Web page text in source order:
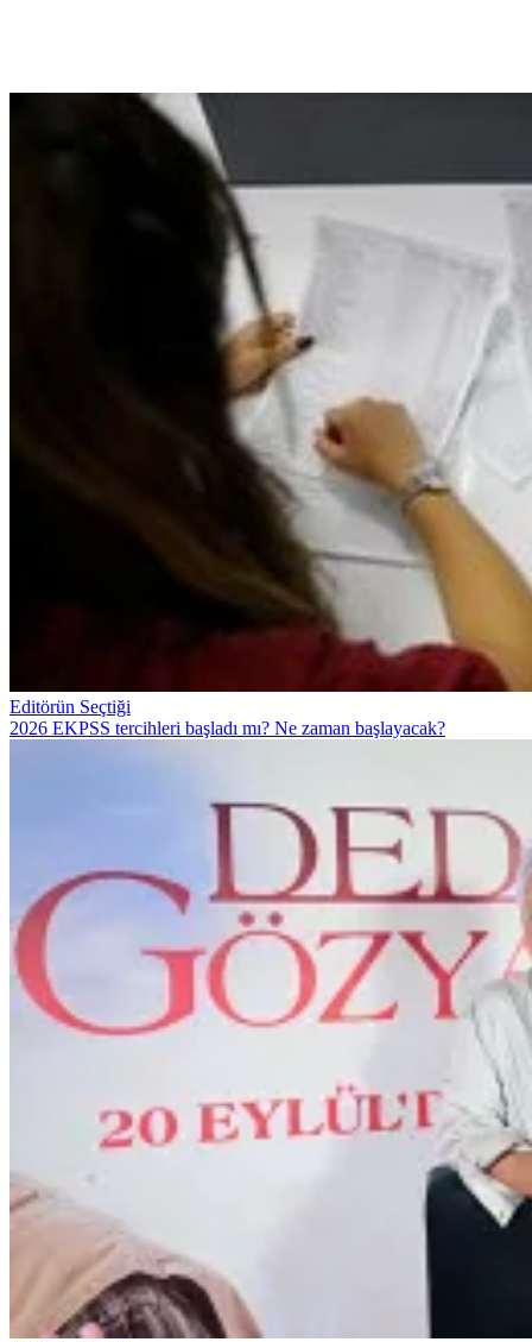
Editörün Seçtiği
2026 EKPSS tercihleri başladı mı? Ne zaman başlayacak?